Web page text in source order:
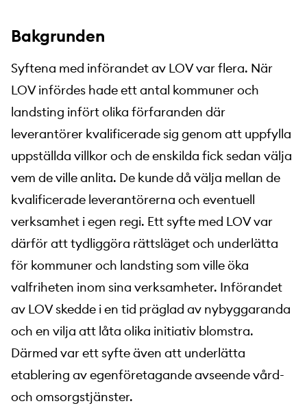
Bakgrunden
Syftena med införandet av LOV var flera. När
LOV infördes hade ett antal kommuner och
landsting infört olika förfaranden där
leverantörer kvalificerade sig genom att uppfylla
uppställda villkor och de enskilda fick sedan välja
vem de ville anlita. De kunde då välja mellan de
kvalificerade leverantörerna och eventuell
verksamhet i egen regi. Ett syfte med LOV var
därför att tydliggöra rättsläget och underlätta
för kommuner och landsting som ville öka
valfriheten inom sina verksamheter. Införandet
av LOV skedde i en tid präglad av nybyggaranda
och en vilja att låta olika initiativ blomstra.
Därmed var ett syfte även att underlätta
etablering av egenföretagande avseende vård-
och omsorgstjänster.